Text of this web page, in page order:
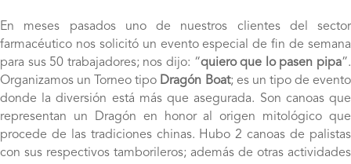
En meses pasados uno de nuestros clientes del sector
farmacéutico nos solicitó un evento especial de fin de semana
para sus 50 trabajadores; nos dijo: “quiero que lo pasen pipa”.
Organizamos un Torneo tipo Dragón Boat; es un tipo de evento
donde la diversión está más que asegurada. Son canoas que
representan un Dragón en honor al origen mitológico que
procede de las tradiciones chinas. Hubo 2 canoas de palistas
con sus respectivos tamborileros; además de otras actividades